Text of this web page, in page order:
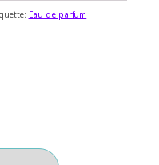
Eau de parfum